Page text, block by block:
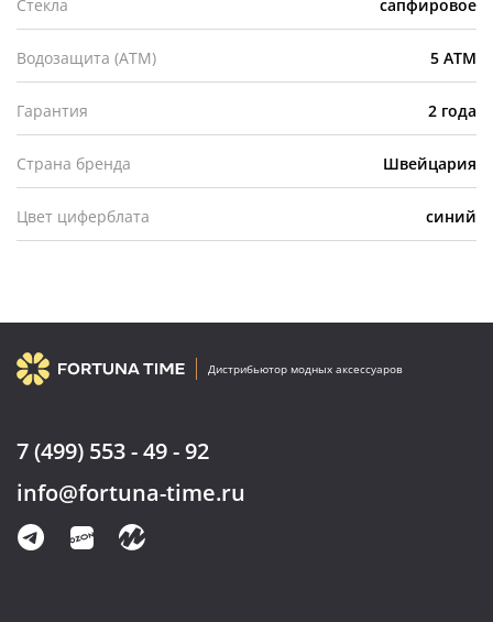
Стекла сапфировое
Водозащита (АТМ) 5 АТМ
Гарантия 2 года
Страна бренда Швейцария
Цвет циферблата синий
Дистрибьютор модных аксессуаров
7 (499) 553 - 49 - 92
info@fortuna-time.ru